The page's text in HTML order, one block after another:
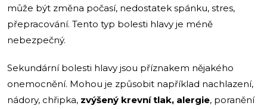
může být změna počasí, nedostatek spánku, stres,
přepracování. Tento typ bolesti hlavy je méně
nebezpečný.
Sekundární bolesti hlavy jsou příznakem nějakého
onemocnění. Mohou je způsobit například nachlazení,
nádory, chřipka, zvýšený krevní tlak, alergie, poranění